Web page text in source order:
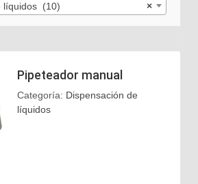
×
líquidos (10)
Pipeteador manual
Categoría: Dispensación de
líquidos